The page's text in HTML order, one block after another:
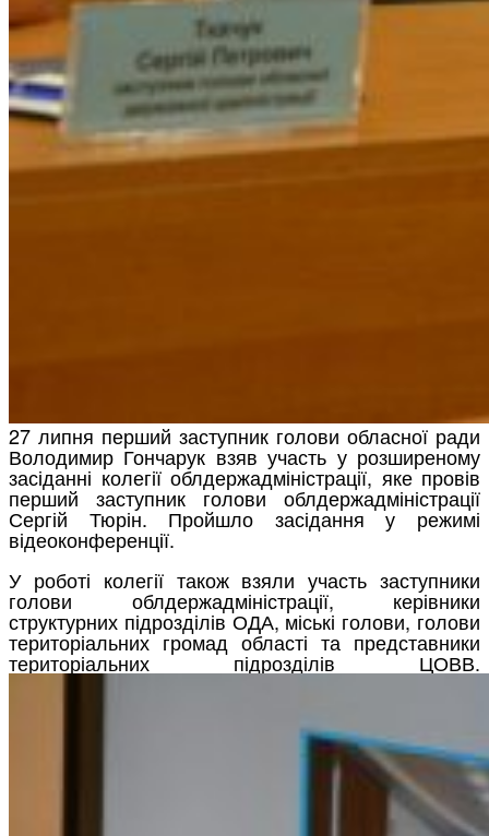
27 липня перший заступник голови обласної ради
Володимир Гончарук взяв участь у розширеному
засіданні колегії облдержадміністрації, яке провів
перший заступник голови облдержадміністрації
Сергій Тюрін. Пройшло засідання у режимі
відеоконференції.
У роботі колегії також взяли участь заступники
голови облдержадміністрації, керівники
структурних підрозділів ОДА, міські голови, голови
територіальних громад області та представники
територіальних підрозділів ЦОВВ.